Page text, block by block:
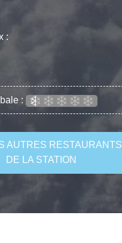
:
:
AUTRES RESTAURANTS
DE LA STATION